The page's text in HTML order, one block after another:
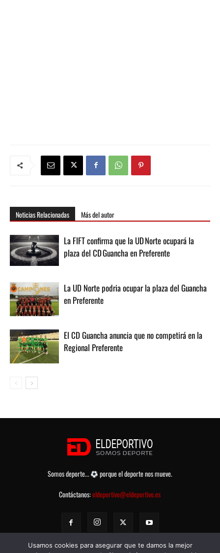
Noticias Relacionadas Más del autor
La FIFT confirma que la UD Norte ocupará la
plaza del CD Guancha en Preferente
La UD Norte podria ocupar la plaza del Guancha
en Preferente
El CD Guancha anuncia que no competirá en la
Regional Preferente
Somos deporte...
porque el deporte nos mueve.
Contáctanos:eldeportivo@eldeportivo.es
Usamos cookies para asegurar que te damos la mejor